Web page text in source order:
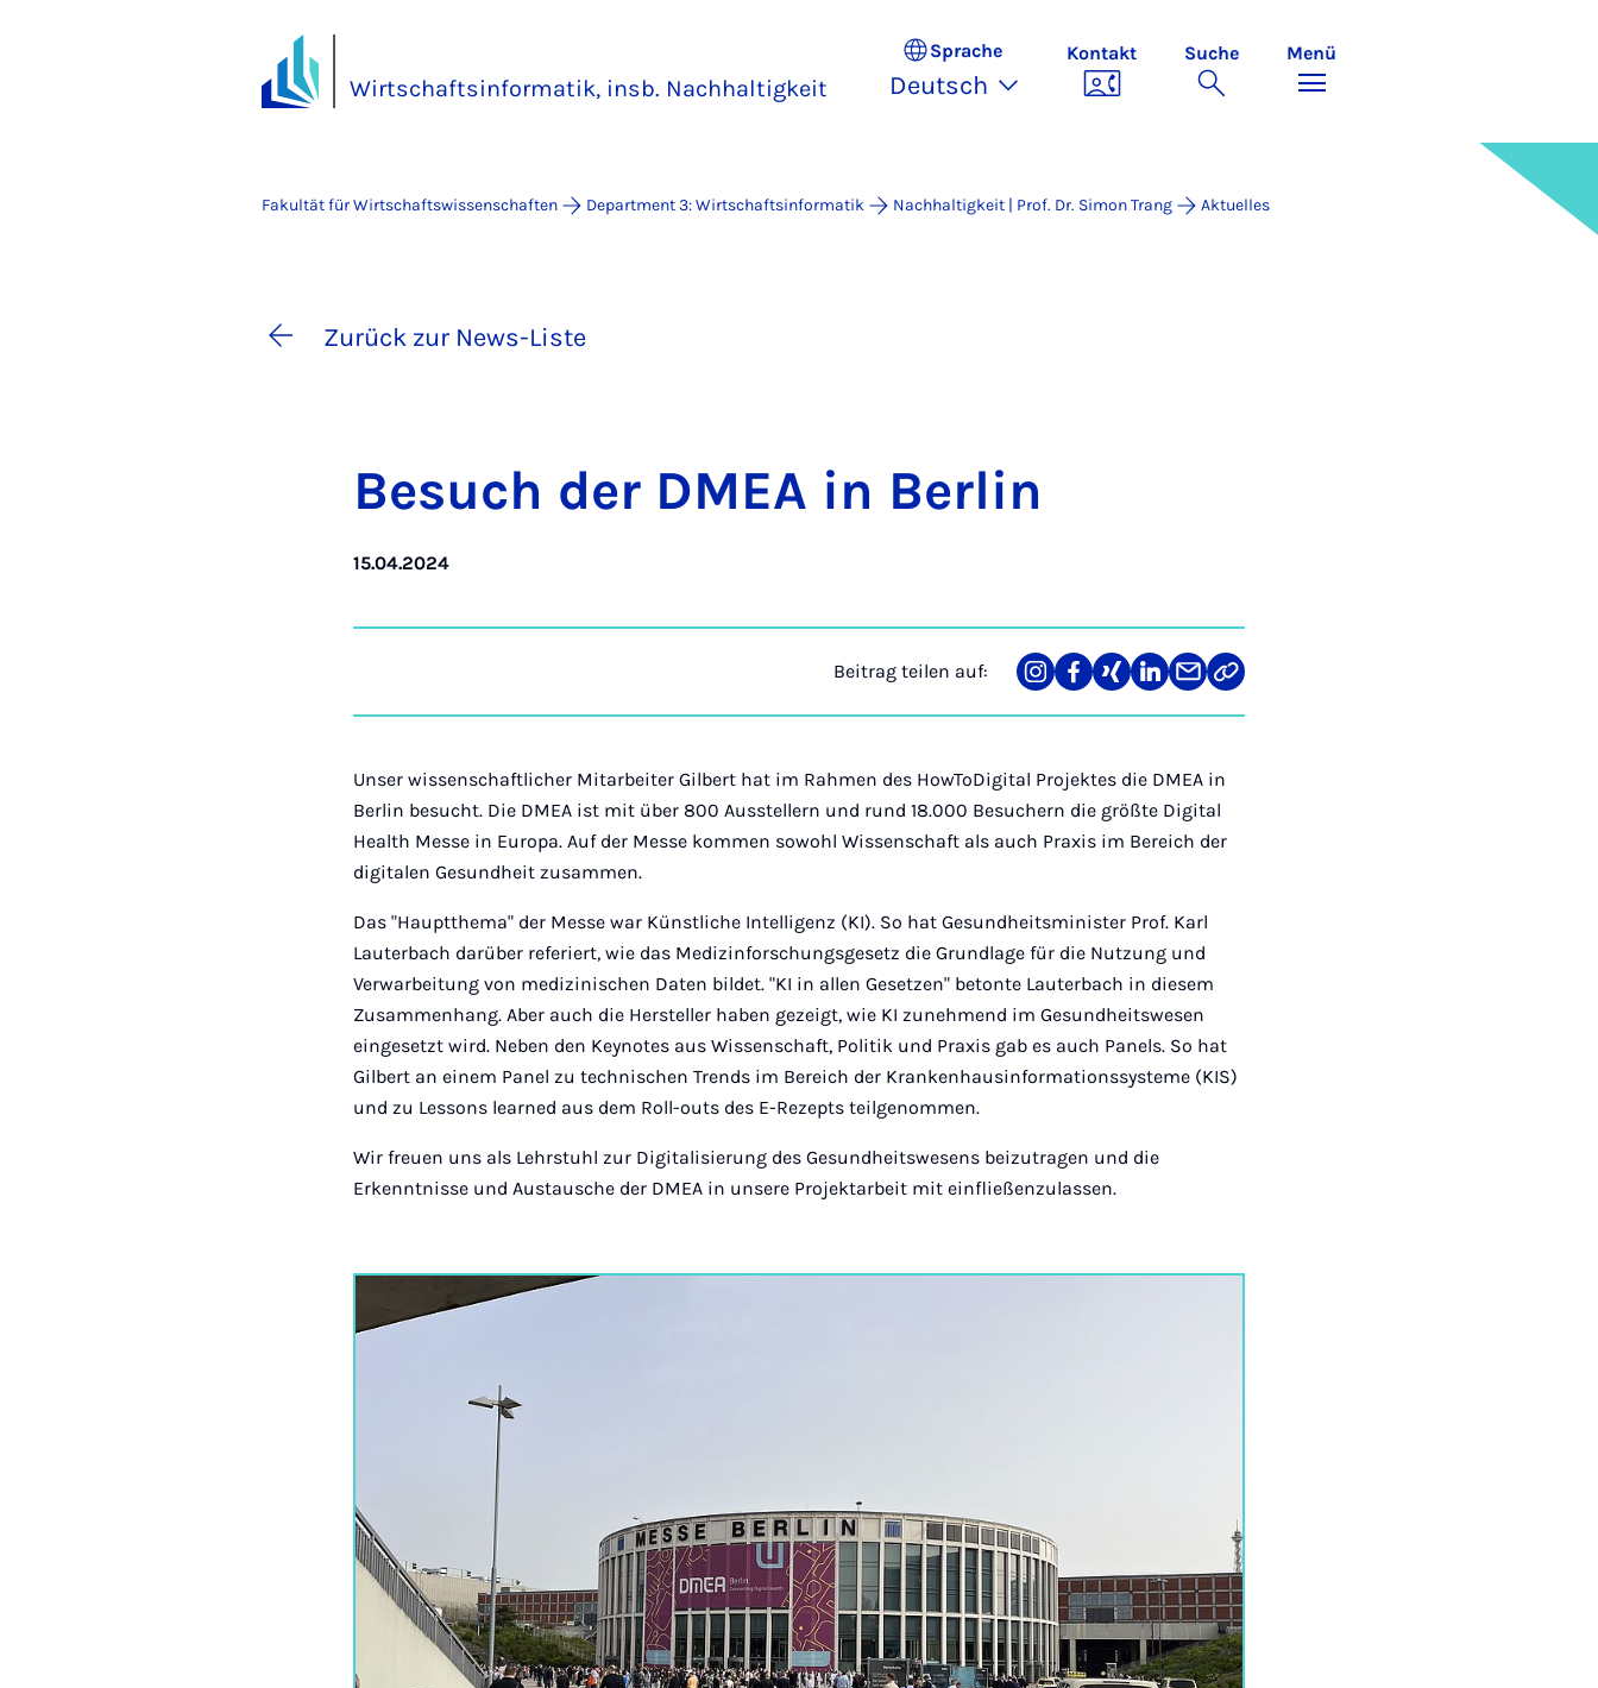
Wirtschaftsinformatik, insb. Nachhaltigkeit
Sprache
Deutsch
Kontakt Suche Menü
Fakultät für Wirtschaftswissenschaften Department 3: Wirtschaftsinformatik Nachhaltigkeit | Prof. Dr. Simon Trang Aktuelles
Zurück zur News-Liste
Be­such der DMEA in Ber­lin
15.04.2024
Beitrag teilen auf:
Teilen
auf
Teilen
auf
Teilen
auf
Teilen
auf
Teilen
über
Mail
Link
kopieren
Unser wissenschaftlicher Mitarbeiter Gilbert hat im Rahmen des HowToDigital Projektes die DMEA in
Berlin besucht. Die DMEA ist mit über 800 Ausstellern und rund 18.000 Besuchern die größte Digital
Health Messe in Europa. Auf der Messe kommen sowohl Wissenschaft als auch Praxis im Bereich der
digitalen Gesundheit zusammen.
Das "Hauptthema" der Messe war Künstliche Intelligenz (KI). So hat Gesundheitsminister Prof. Karl
Lauterbach darüber referiert, wie das Medizinforschungsgesetz die Grundlage für die Nutzung und
Verwarbeitung von medizinischen Daten bildet. "KI in allen Gesetzen" betonte Lauterbach in diesem
Zusammenhang. Aber auch die Hersteller haben gezeigt, wie KI zunehmend im Gesundheitswesen
eingesetzt wird. Neben den Keynotes aus Wissenschaft, Politik und Praxis gab es auch Panels. So hat
Gilbert an einem Panel zu technischen Trends im Bereich der Krankenhausinformationssysteme (KIS)
und zu Lessons learned aus dem Roll-outs des E-Rezepts teilgenommen.
Wir freuen uns als Lehrstuhl zur Digitalisierung des Gesundheitswesens beizutragen und die
Erkenntnisse und Austausche der DMEA in unsere Projektarbeit mit einfließenzulassen.